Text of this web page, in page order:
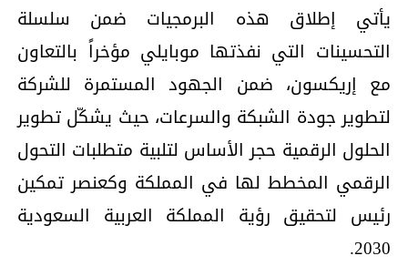
يأتي إطلاق هذه البرمجيات ضمن سلسلة
التحسينات التي نفذتها موبايلي مؤخراً بالتعاون
مع إريكسون، ضمن الجهود المستمرة للشركة
لتطوير جودة الشبكة والسرعات، حيث يشكّل تطوير
الحلول الرقمية حجر الأساس لتلبية متطلبات التحول
الرقمي المخطط لها في المملكة وكعنصر تمكين
رئيس لتحقيق رؤية المملكة العربية السعودية
2030.